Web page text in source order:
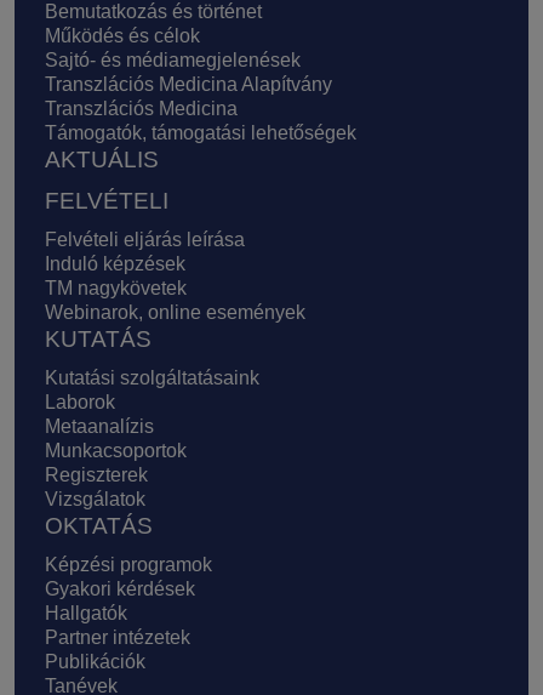
Bemutatkozás és történet
Működés és célok
Sajtó- és médiamegjelenések
Transzlációs Medicina Alapítvány
Transzlációs Medicina
Támogatók, támogatási lehetőségek
AKTUÁLIS
FELVÉTELI
Felvételi eljárás leírása
Induló képzések
TM nagykövetek
Webinarok, online események
KUTATÁS
Kutatási szolgáltatásaink
Laborok
Metaanalízis
Munkacsoportok
Regiszterek
Vizsgálatok
OKTATÁS
Képzési programok
Gyakori kérdések
Hallgatók
Partner intézetek
Publikációk
Tanévek